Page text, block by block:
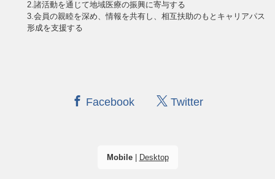
2.諸活動を通じて地域医療の振興に寄与する
3.会員の親睦を深め、情報を共有し、相互扶助のもとキャリアパス
形成を支援する
Facebook Twitter
Mobile| Desktop